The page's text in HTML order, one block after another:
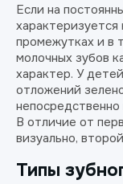
Если на
промежутках и в
молочных зубов
характер. У
отложений
В отличие от
визуально,
Типы